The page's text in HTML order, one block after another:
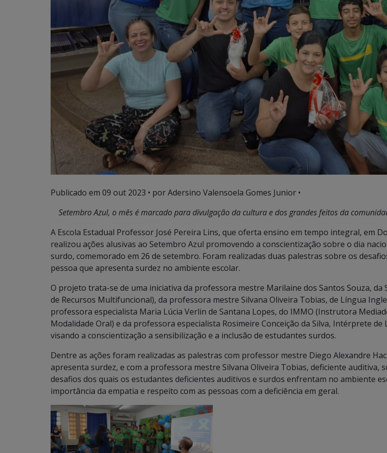
Publicado em 09 out 2023 • por Adersino Valensoela Gomes Junior •
Setembro Azul, o mês é marcado para divulgação da cultura e dos grandes feitos da
A Escola Estadual Professor José Pereira Lins, que oferta ensino em tempo integral, em
realizou ações alusivas ao Setembro Azul promovendo a conscientização sobre o dia
surdo, comemorado em 26 de setembro. Foram realizadas duas palestras sobre os
pessoa que apresenta surdez no ambiente escolar.
O projeto trata-se de uma iniciativa da professora mestre Marilaine dos Santos Souza, da
de Recursos Multifuncional), da professora mestre Silvana Oliveira Tobias, de Língua
professora especialista Maria Lúcia Verlin de Santana Lopes, do IMMO (Instrutora
Modalidade Oral) e da professora especialista Rosimeire Conceição da Silva, Intérprete de
visando a conscientização a sensibilização e a inclusão de estudantes surdos.
Dentre as ações foram realizadas as palestras com professor mestre Diego Alexandre
apresenta surdez, e com a professora mestre Silvana Oliveira Tobias, deficiente auditiva,
desafios dos quais os estudantes deficientes auditivos e surdos enfrentam no ambiente
importância da empatia e respeito com as pessoas com a deficiência em geral.